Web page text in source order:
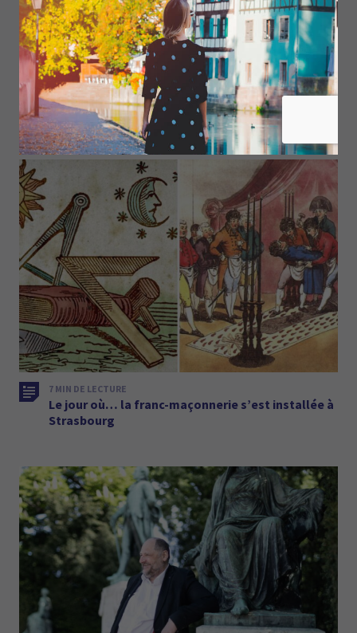
3 MIN DE LECTURE
Le Grand Orient de France : la liberté de
conscience comme horizon
7 MIN DE LECTURE
Le jour où… la franc-maçonnerie s’est installée à
Strasbourg